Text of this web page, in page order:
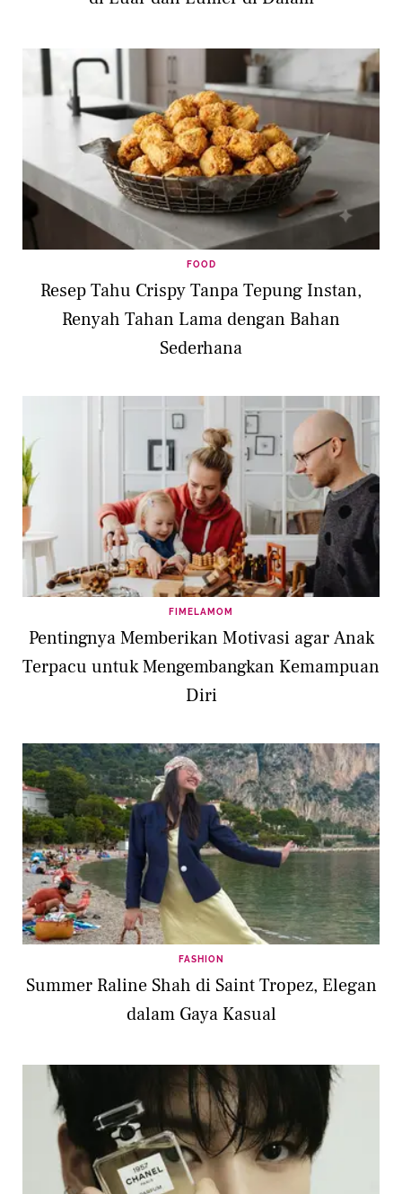
FOOD
Resep Tahu Crispy Tanpa Tepung Instan,
Renyah Tahan Lama dengan Bahan
Sederhana
FIMELAMOM
Pentingnya Memberikan Motivasi agar Anak
Terpacu untuk Mengembangkan Kemampuan
Diri
FASHION
Summer Raline Shah di Saint Tropez, Elegan
dalam Gaya Kasual